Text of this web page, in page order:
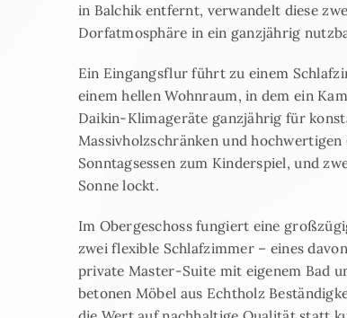
in Balchik entfernt, verwandelt diese
Dorfatmosphäre in ein ganzjährig
Ein Eingangsflur führt zu einem
einem hellen Wohnraum, in dem ein
Daikin-Klimageräte ganzjährig für
Massivholzschränken und
Sonntagsessen zum Kinderspiel, und
Sonne lockt.
Im Obergeschoss fungiert eine
zwei flexible Schlafzimmer – eines
private Master-Suite mit eigenem Bad
betonen Möbel aus Echtholz